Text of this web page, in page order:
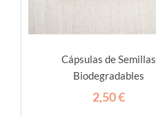
Cápsulas de Semillas
Biodegradables
2,50€